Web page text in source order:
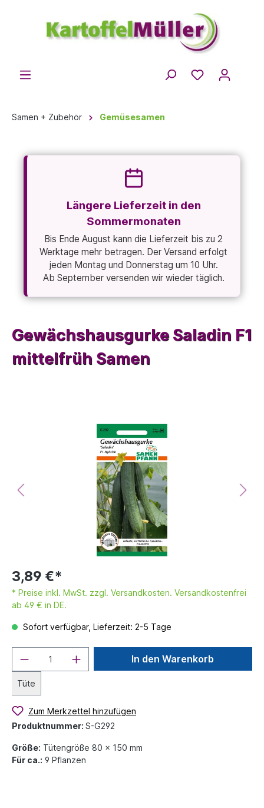
Samen + Zubehör Gemüsesamen
Längere Lieferzeit in den
Sommermonaten
Bis Ende August kann die Lieferzeit bis zu 2
Werktage mehr betragen. Der Versand erfolgt
jeden Montag und Donnerstag um 10 Uhr.
Ab September versenden wir wieder täglich.
Gewächshausgurke Saladin F1
mittelfrüh Samen
3,89 €*
* Preise inkl. MwSt. zzgl. Versandkosten. Versandkostenfrei
ab 49 € in DE.
Sofort verfügbar, Lieferzeit: 2-5 Tage
Tüte
In den Warenkorb
Zum Merkzettel hinzufügen
Produktnummer: S-G292
Größe: Tütengröße 80 x 150 mm
Für ca.: 9 Pflanzen